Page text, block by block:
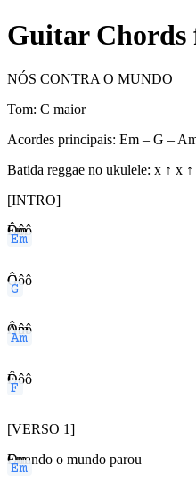
Guitar Chords
NÓS CONTRA O MUNDO
Tom: C maior
Acordes principais: Em – G –
Batida reggae no ukulele: x ↑ x
[INTRO]
Em
Ôôô
G
Ôôô
Am
Ôôô
F
Ôôô
[VERSO 1]
Em
Quando o mundo parou